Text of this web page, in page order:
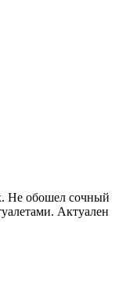
Не обошел сочный
Актуален